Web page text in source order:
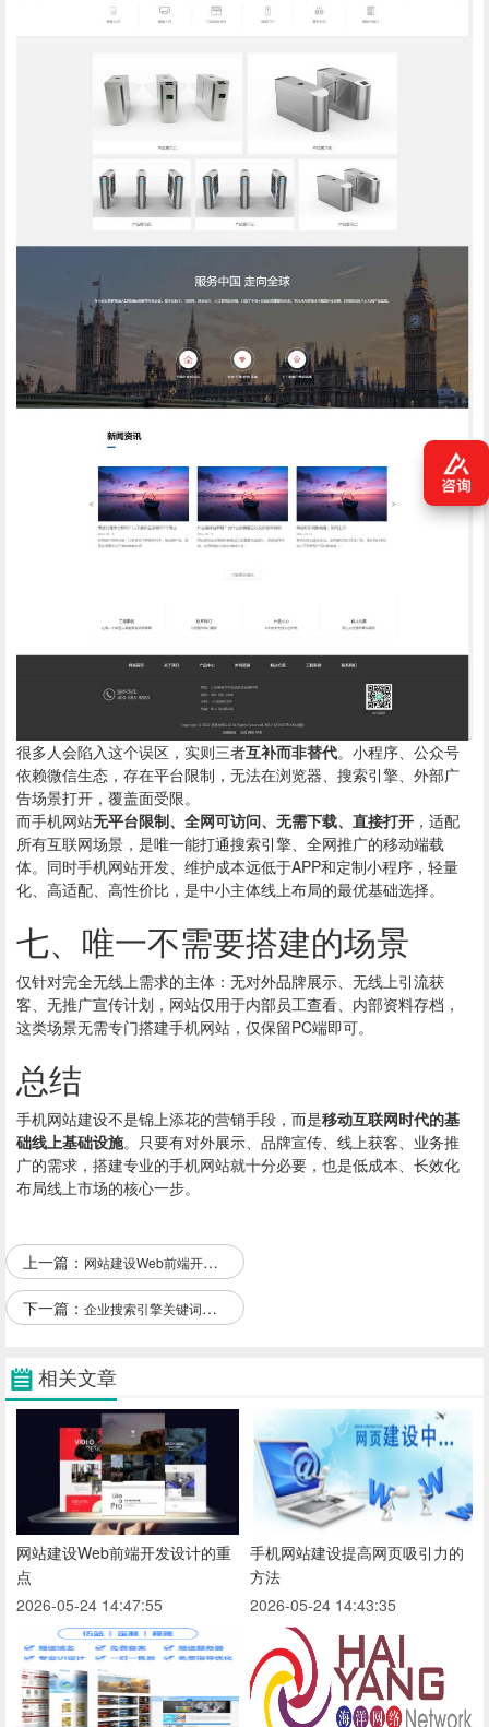
很多人会陷入这个误区，实则三者互补而非替代。小程序、公众号
依赖微信生态，存在平台限制，无法在浏览器、搜索引擎、外部广
告场景打开，覆盖面受限。
而手机网站无平台限制、全网可访问、无需下载、直接打开 ，适配
所有互联网场景，是唯一能打通搜索引擎、全网推广的移动端载
体。同时手机网站开发、维护成本远低于APP和定制小程序，轻量
化、高适配、高性价比，是中小主体线上布局的最优基础选择。
七、唯一不需要搭建的场景
仅针对完全无线上需求的主体：无对外品牌展示、无线上引流获
客、无推广宣传计划，网站仅用于内部员工查看、内部资料存档，
这类场景无需专门搭建手机网站，仅保留PC端即可。
总结
手机网站建设不是锦上添花的营销手段，而是移动互联网时代的基
础线上基础设施。只要有对外展示、品牌宣传、线上获客、业务推
广的需求，搭建专业的手机网站就十分必要，也是低成本、长效化
布局线上市场的核心一步。
上一篇： 网站建设Web前端开发设计的重点
下一篇： 企业搜索引擎关键词选择之道
相关文章
网站建设Web前端开发设计的重
点
2026-05-24 14:47:55
手机网站建设提高网页吸引力的
方法
2026-05-24 14:43:35